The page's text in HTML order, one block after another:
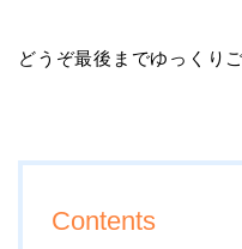
どうぞ最後までゆっくり
Contents